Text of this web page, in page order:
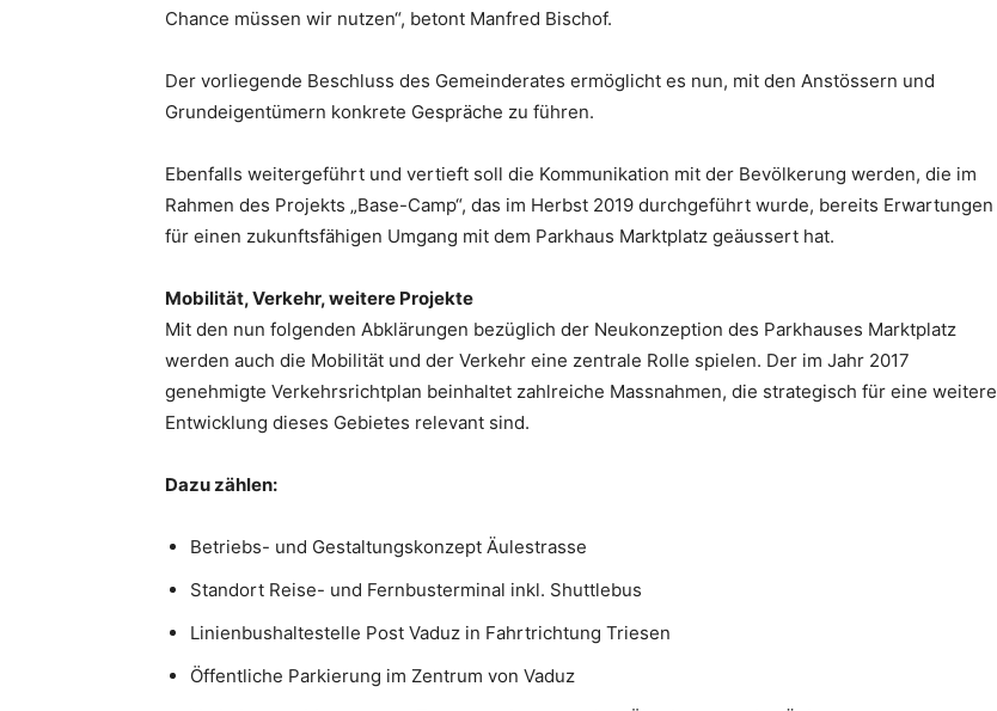
Chance müssen wir nutzen“, betont Manfred Bischof.
Der vorliegende Beschluss des Gemeinderates ermöglicht es nun, mit den Anstössern und
Grundeigentümern konkrete Gespräche zu führen.
Ebenfalls weitergeführt und vertieft soll die Kommunikation mit der Bevölkerung werden, die im
Rahmen des Projekts „Base-Camp“, das im Herbst 2019 durchgeführt wurde, bereits Erwartungen
für einen zukunftsfähigen Umgang mit dem Parkhaus Marktplatz geäussert hat.
Mobilität, Verkehr, weitere Projekte
Mit den nun folgenden Abklärungen bezüglich der Neukonzeption des Parkhauses Marktplatz
werden auch die Mobilität und der Verkehr eine zentrale Rolle spielen. Der im Jahr 2017
genehmigte Verkehrsrichtplan beinhaltet zahlreiche Massnahmen, die strategisch für eine weitere
Entwicklung dieses Gebietes relevant sind.
Dazu zählen:
Betriebs- und Gestaltungskonzept Äulestrasse
Standort Reise- und Fernbusterminal inkl. Shuttlebus
Linienbushaltestelle Post Vaduz in Fahrtrichtung Triesen
Öffentliche Parkierung im Zentrum von Vaduz